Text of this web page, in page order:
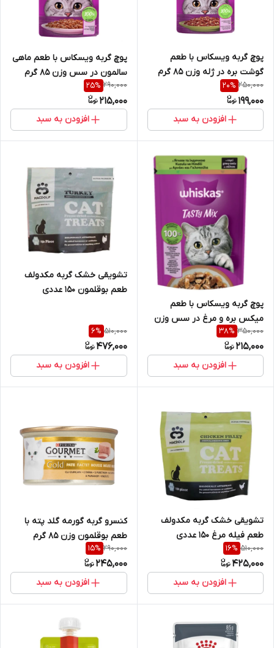
پوچ گربه ویسکاس با طعم
گوشت بره در ژله وزن 85 گرم
250,000
20%
199,000
افزودن به سبد
پوچ گربه ویسکاس با طعم ماهی
سالمون در سس وزن 85 گرم
290,000
25%
215,000
افزودن به سبد
پوچ گربه ویسکاس با طعم
میکس بره و مرغ در سس وزن
85 گرم
350,000
38%
215,000
افزودن به سبد
تشویقی خشک گربه مکدولف
طعم بوقلمون 150 عددی
510,000
6%
476,000
افزودن به سبد
تشویقی خشک گربه مکدولف
طعم فیله مرغ 150 عددی
510,000
16%
425,000
افزودن به سبد
کنسرو گربه گورمه گلد پته با
طعم بوقلمون وزن 85 گرم
290,000
15%
245,000
افزودن به سبد